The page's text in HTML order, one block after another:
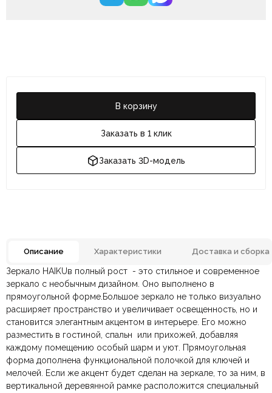
В корзину
Заказать в 1 клик
Заказать 3D-модель
Описание Характеристики Доставка и сборка
Зеркало HAIKUв полный рост - это стильное и современное
зеркало с необычным дизайном. Оно выполнено в
прямоугольной форме.Большое зеркало не только визуально
расширяет пространство и увеличивает освещенность, но и
становится элегантным акцентом в интерьере. Его можно
разместить в гостиной, спальн или прихожей, добавляя
каждому помещению особый шарм и уют. Прямоугольная
форма дополнена функциональной полочкой для ключей и
мелочей. Если же акцент будет сделан на зеркале, то за ним, в
вертикальной деревянной рамке расположится специальный
Бренд DIZAINAZONA
Материал Зеркало, Массив, Шпон
Размеры ШxГxВ 1340x130x2060 мм.
Натуральное дерево,
Орех, Светлый орех
По всей России:отправляем через транспортную
компаниюСДЭК. Срок доставки —до 7 дней.
По Москве и Санкт-Петербургу:быстрая
Яндекс.Доставка— доставка в день заказа.
Оплата в салоне-магазине— наличными или картой
при самовывозе.
Безналичная оплата по счёту— для юридических и
физических лиц.
Онлайн оплата картой— быстрая и безопасная через
сайт.
Отзывов ещё нет. Напишите первым.
Ваша общая оценка
Заголовок вашего отзыва